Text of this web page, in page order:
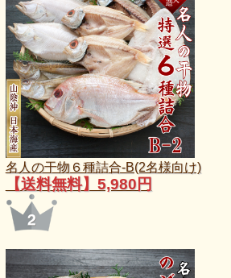
名人の干物６種詰合-B(2名様向け)
【送料無料】5,980円